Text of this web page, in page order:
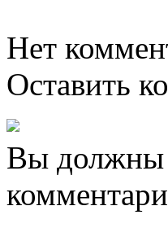
Нет
Оставить
Вы должны